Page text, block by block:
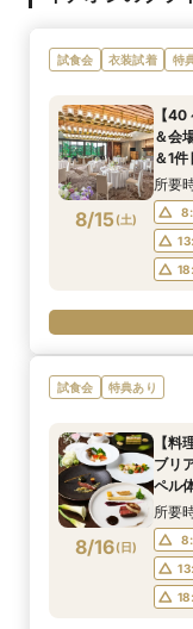
試食会 衣装試着 特
8/15(土)
【
＆会
＆1
所要
試食会 特典あり
8/16(日)
【
ブリ
ペル
所要